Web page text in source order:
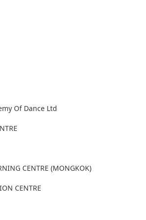
Of Dance Ltd
CENTRE (MONGKOK)
CENTRE